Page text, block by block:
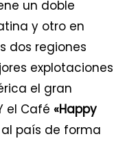
un doble
y otro en
dos regiones
explotaciones
el gran
el Café «Happy
país de forma